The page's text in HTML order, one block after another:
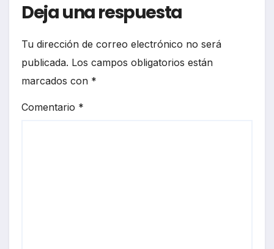
Deja una respuesta
Tu dirección de correo electrónico no será
publicada. Los campos obligatorios están
marcados con *
Comentario *